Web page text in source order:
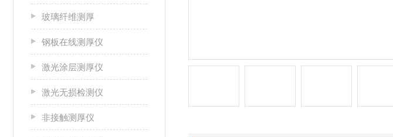
玻璃纤维测厚
钢板在线测厚仪
激光涂层测厚仪
激光无损检测仪
非接触测厚仪